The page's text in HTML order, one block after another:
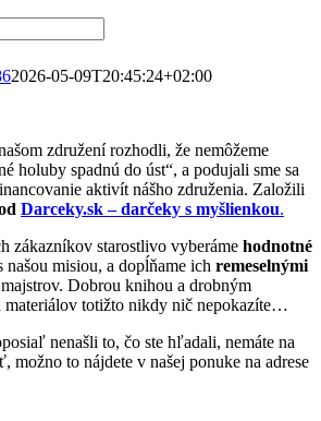
2026-05-09T20:45:24+02:00
združení rozhodli, že nemôžeme
holuby spadnú do úst“, a podujali sme sa
aktivít nášho združenia. Založili
Darceky.sk – darčeky s myšlienkou.
zákazníkov starostlivo vyberáme hodnotné
našou misiou, a dopĺňame ich remeselnými
Dobrou knihou a drobným
materiálov totižto nikdy nič nepokazíte…
nenašli to, čo ste hľadali, nemáte na
možno to nájdete v našej ponuke na adrese